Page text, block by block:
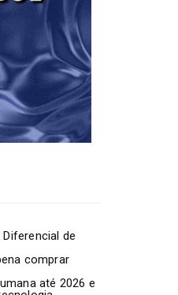
de
comprar
até 2026 e